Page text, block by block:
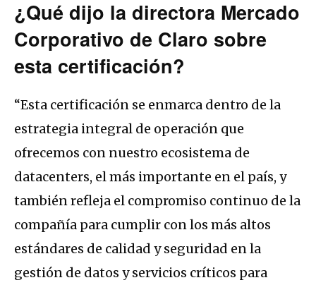
¿Qué dijo la directora Mercado
Corporativo de Claro sobre
esta certificación?
“Esta certificación se enmarca dentro de la
estrategia integral de operación que
ofrecemos con nuestro ecosistema de
datacenters, el más importante en el país, y
también refleja el compromiso continuo de la
compañía para cumplir con los más altos
estándares de calidad y seguridad en la
gestión de datos y servicios críticos para